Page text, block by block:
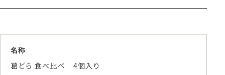
名称
葛どら 食べ比べ 4個入り